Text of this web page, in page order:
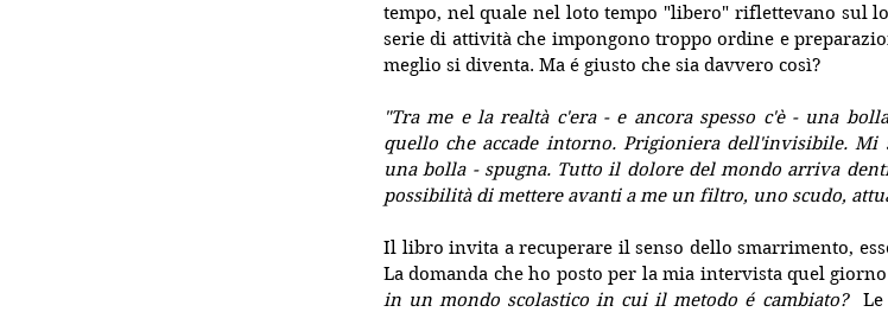
tempo, nel quale nel loto tempo "libero" riflettevano sul
serie di attività che impongono troppo ordine e
meglio si diventa. Ma é giusto che sia davvero così?
"Tra me e la realtà c'era - e ancora spesso c'è - una
quello che accade intorno. Prigioniera dell'invisibile. Mi
una bolla - spugna. Tutto il dolore del mondo arriva
possibilità di mettere avanti a me un filtro, uno scudo,
Il libro invita a recuperare il senso dello smarrimento,
La domanda che ho posto per la mia intervista quel giorno
in un mondo scolastico in cui il metodo é cambiato?